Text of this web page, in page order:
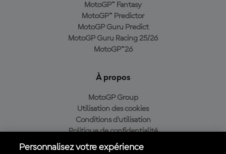
MotoGP™ Fantasy
MotoGP™ Predictor
MotoGP Guru Predict
MotoGP Guru Racing 25/26
MotoGP™26
À propos
MotoGP Group
Utilisation des cookies
Conditions d'utilisation
Politique de confidentialité
Politique d’achat
Personnalisez votre expérience